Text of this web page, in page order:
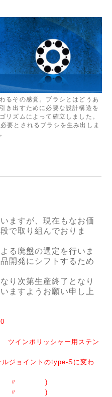
るその感覚。ブラシとはどうあ
き出すために必要な設計構造を
リズムによって確立しました。
要とされるブラシを生み出しま
ますが、現在もなお価
で取り組んでおりま
る廃盤の選定を行いま
開発にシフトするため
り次第生産終了となり
ますようお願い申し上
リッシャー用ステン
ジョイントのtype-Sに変わ
( 〃 )
( 〃 )